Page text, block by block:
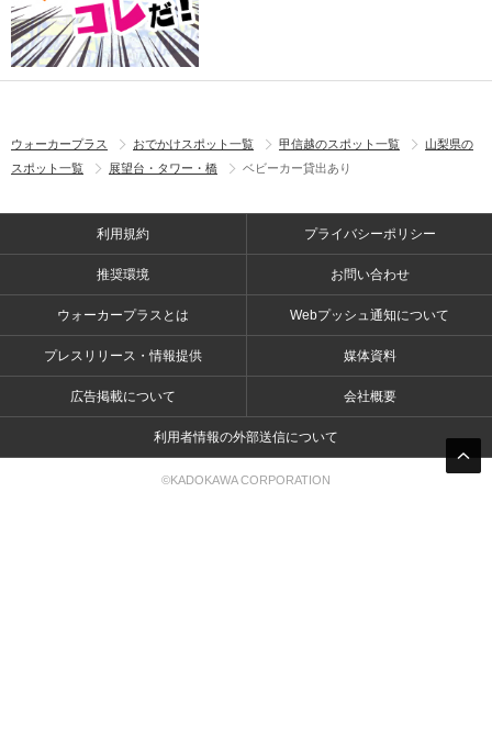
ウォーカープラス おでかけスポット一覧 甲信越のスポット一覧
山梨県の
スポット一覧
展望台・タワー・橋 ベビーカー貸出あり
利用規約 プライバシーポリシー
推奨環境 お問い合わせ
ウォーカープラスとは Webプッシュ通知について
プレスリリース・情報提供 媒体資料
広告掲載について 会社概要
利用者情報の外部送信について
©KADOKAWA CORPORATION